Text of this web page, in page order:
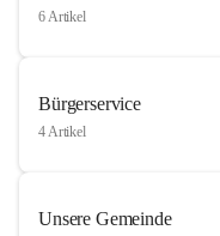
6 Artikel
Bürgerservice
4 Artikel
Unsere Gemeinde